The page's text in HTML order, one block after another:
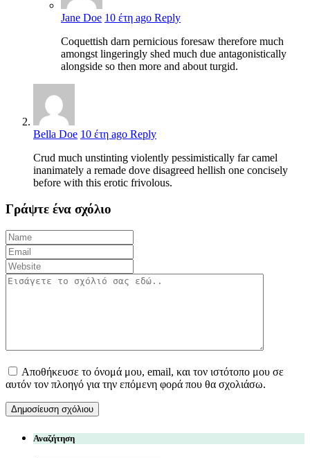
Jane Doe 10 έτη ago Reply
Coquettish darn pernicious foresaw therefore much
amongst lingeringly shed much due antagonistically
alongside so then more and about turgid.
Bella Doe 10 έτη ago Reply
Crud much unstinting violently pessimistically far camel
inanimately a remade dove disagreed hellish one concisely
before with this erotic frivolous.
Γράψτε ένα σχόλιο
Αποθήκευσε το όνομά μου, email, και τον ιστότοπο μου σε
αυτόν τον πλοηγό για την επόμενη φορά που θα σχολιάσω.
Αναζήτηση